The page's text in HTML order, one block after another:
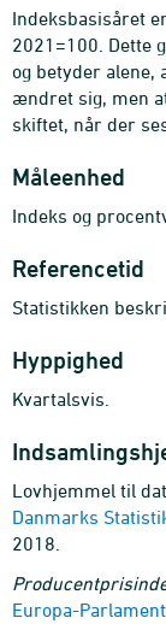
Indeksbasisåret
2021=100. Dette
og betyder alene,
ændret sig, men
skiftet, når der
Måleenhed
Indeks og
Referencetid
Statistikken
Hyppighed
Kvartalsvis.
Lovhjemmel til
Danmarks
2018.
Europa-